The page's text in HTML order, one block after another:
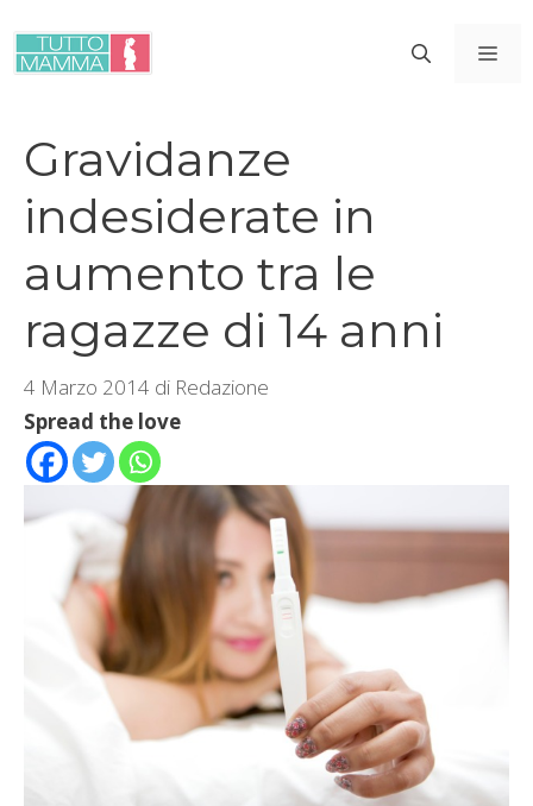
contenuto
Gravidanze
indesiderate in
aumento tra le
ragazze di 14 anni
4 Marzo 2014 di Redazione
Spread the love